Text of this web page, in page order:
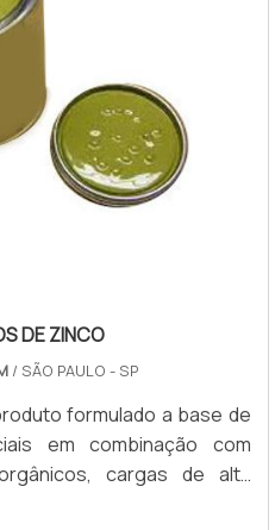
DE ZINCO
/ SÃO PAULO - SP
formulado a base de
em combinação com
cargas de alta